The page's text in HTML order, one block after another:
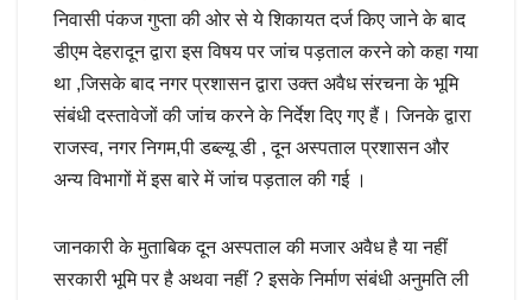
निवासी पंकज गुप्ता की ओर से ये शिकायत दर्ज किए जाने के बाद
डीएम देहरादून द्वारा इस विषय पर जांच पड़ताल करने को कहा गया
था ,जिसके बाद नगर प्रशासन द्वारा उक्त अवैध संरचना के भूमि
संबंधी दस्तावेजों की जांच करने के निर्देश दिए गए हैं। जिनके द्वारा
राजस्व, नगर निगम,पी डब्ल्यू डी , दून अस्पताल प्रशासन और
अन्य विभागों में इस बारे में जांच पड़ताल की गई ।
जानकारी के मुताबिक दून अस्पताल की मजार अवैध है या नहीं
सरकारी भूमि पर है अथवा नहीं ? इसके निर्माण संबंधी अनुमति ली